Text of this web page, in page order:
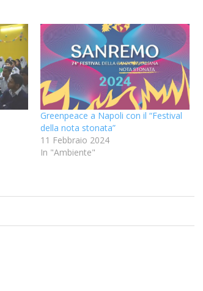
Greenpeace a Napoli con il “Festival
della nota stonata”
11 Febbraio 2024
In "Ambiente"